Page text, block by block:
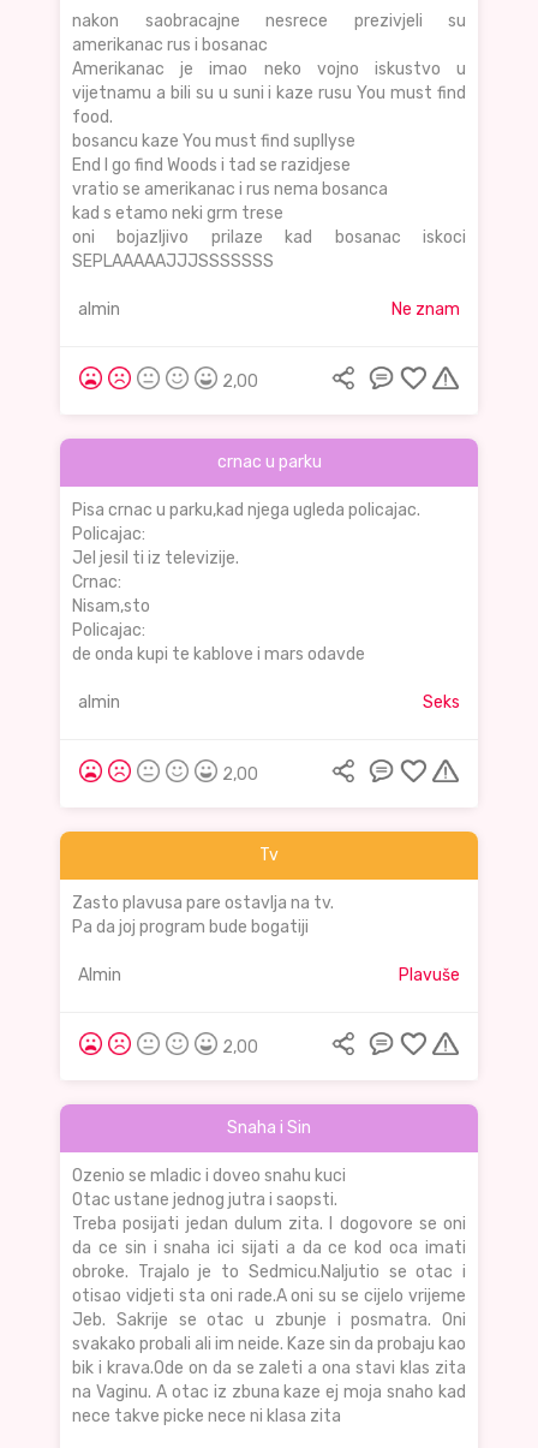
nakon saobracajne nesrece prezivjeli su
amerikanac rus i bosanac
Amerikanac je imao neko vojno iskustvo u
vijetnamu a bili su u suni i kaze rusu You must find
food.
bosancu kaze You must find supllyse
End I go find Woods i tad se razidjese
vratio se amerikanac i rus nema bosanca
kad s etamo neki grm trese
oni bojazljivo prilaze kad bosanac iskoci
SEPLAAAAAJJJSSSSSSS
almin Ne znam
2,00
crnac u parku
Pisa crnac u parku,kad njega ugleda policajac.
Policajac:
Jel jesil ti iz televizije.
Crnac:
Nisam,sto
Policajac:
de onda kupi te kablove i mars odavde
almin Seks
2,00
Tv
Zasto plavusa pare ostavlja na tv.
Pa da joj program bude bogatiji
Almin Plavuše
2,00
Snaha i Sin
Ozenio se mladic i doveo snahu kuci
Otac ustane jednog jutra i saopsti.
Treba posijati jedan dulum zita. I dogovore se oni
da ce sin i snaha ici sijati a da ce kod oca imati
obroke. Trajalo je to Sedmicu.Naljutio se otac i
otisao vidjeti sta oni rade.A oni su se cijelo vrijeme
Jeb. Sakrije se otac u zbunje i posmatra. Oni
svakako probali ali im neide. Kaze sin da probaju kao
bik i krava.Ode on da se zaleti a ona stavi klas zita
na Vaginu. A otac iz zbuna kaze ej moja snaho kad
nece takve picke nece ni klasa zita